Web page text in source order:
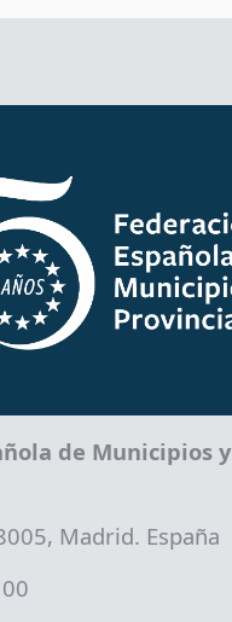
de Municipios y
Madrid. España